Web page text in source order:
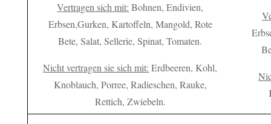
Vertragen sich mit: Bohnen, Endivien,
Erbsen,Gurken, Kartoffeln, Mangold, Rote
Bete, Salat, Sellerie, Spinat, Tomaten.
Nicht vertragen sie sich mit: Erdbeeren, Kohl,
Knoblauch, Porree, Radieschen, Rauke,
Rettich, Zwiebeln.